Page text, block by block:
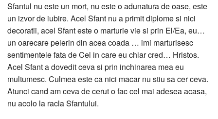
Sfantul nu este un mort, nu este o adunatura de oase, este
un izvor de iubire. Acel Sfant nu a primit diplome si nici
decoratii, acel Sfant este o marturie vie si prin El/Ea, eu…
un oarecare pelerin din acea coada … imi marturisesc
sentimentele fata de Cel in care eu chiar cred… Hristos.
Acel Sfant a dovedit ceva si prin inchinarea mea eu
multumesc. Culmea este ca nici macar nu stiu sa cer ceva.
Atunci cand am ceva de cerut o fac cel mai adesea acasa,
nu acolo la racla Sfantului.